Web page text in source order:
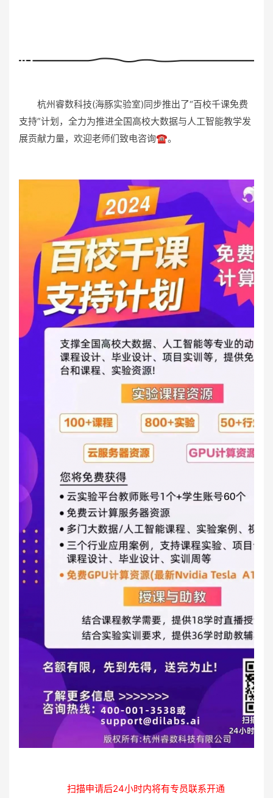
杭州睿数科技(海豚实验室)同步推出了“百校千课免费
支持”计划，全力为推进全国高校大数据与人工智能教学发
展贡献力量，欢迎老师们致电咨询️☎️。
扫描申请后24小时内将有专员联系开通